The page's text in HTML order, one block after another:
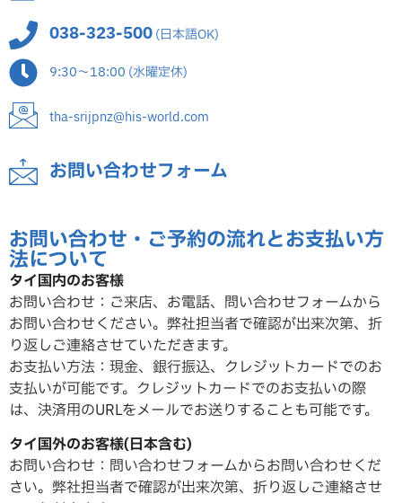
038-323-500(日本語OK)
9:30～18:00 (水曜定休)
tha-srijpnz@his-world.com
お問い合わせフォーム
お問い合わせ・ご予約の流れとお支払い方
法について
タイ国内のお客様
お問い合わせ：ご来店、お電話、問い合わせフォームから
お問い合わせください。弊社担当者で確認が出来次第、折
り返しご連絡させていただきます。
お支払い方法：現金、銀行振込、クレジットカードでのお
支払いが可能です。クレジットカードでのお支払いの際
は、決済用のURLをメールでお送りすることも可能です。
タイ国外のお客様(日本含む)
お問い合わせ：問い合わせフォームからお問い合わせくだ
さい。弊社担当者で確認が出来次第、折り返しご連絡させ